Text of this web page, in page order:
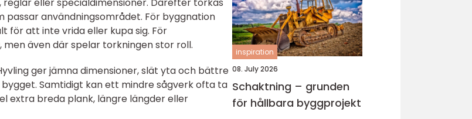
användningsområdet. För byggnation
för att inte vrida eller kupa sig. För
även där spelar torkningen stor roll.
ger jämna dimensioner, slät yta och bättre
Samtidigt kan ett mindre sågverk ofta ta
extra breda plank, längre längder eller
inspiration
08. July 2026
Schaktning – grunden
för hållbara byggprojekt